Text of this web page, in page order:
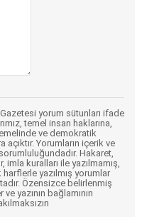
Gazetesi yorum sütunları ifade
temel insan haklarına,
ve demokratik
Yorumların içerik ve
Hakaret,
kuralları ile yazılmamış,
yazılmış yorumlar
Özensizce belirlenmiş
yazının bağlamının